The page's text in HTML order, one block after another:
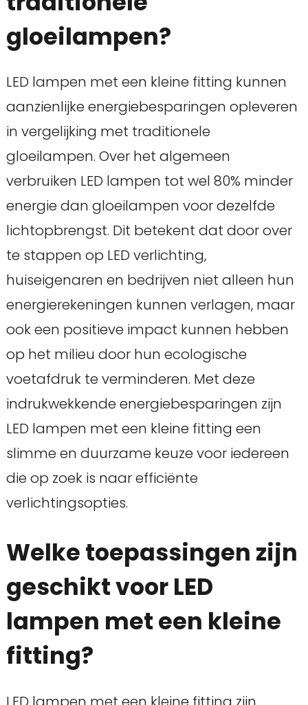
gloeilampen?
LED lampen met een kleine fitting kunnen
aanzienlijke energiebesparingen opleveren
in vergelijking met traditionele
gloeilampen. Over het algemeen
verbruiken LED lampen tot wel 80% minder
energie dan gloeilampen voor dezelfde
lichtopbrengst. Dit betekent dat door over
te stappen op LED verlichting,
huiseigenaren en bedrijven niet alleen hun
energierekeningen kunnen verlagen, maar
ook een positieve impact kunnen hebben
op het milieu door hun ecologische
voetafdruk te verminderen. Met deze
indrukwekkende energiebesparingen zijn
LED lampen met een kleine fitting een
slimme en duurzame keuze voor iedereen
die op zoek is naar efficiënte
verlichtingsopties.
Welke toepassingen zijn
geschikt voor LED
lampen met een kleine
fitting?